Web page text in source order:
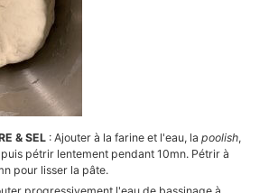
& SEL : Ajouter à la farine et l'eau, lapoolish,
pétrir lentement pendant 10mn. Pétrir à
pour lisser la pâte.